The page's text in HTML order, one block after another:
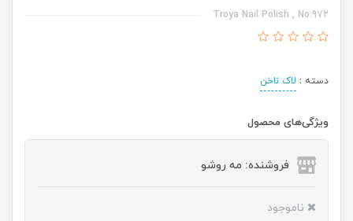
Troya Nail Polish , No:972
دسته : لاک ناخن
ویژگی‌های محصول
فروشنده: مه رو‌شو
ناموجود